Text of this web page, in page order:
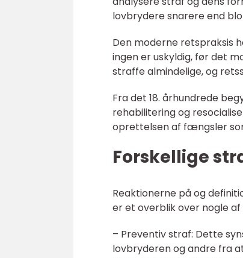
lovbrydere snarere end
Den moderne retspraksis
ingen er uskyldig, før det
straffe almindelige, og
Fra det 18. århundrede
rehabilitering og
oprettelsen af fængsler
Forskellige
Reaktionerne på og
er et overblik over nogle
– Preventiv straf: Dette
lovbryderen og andre fra